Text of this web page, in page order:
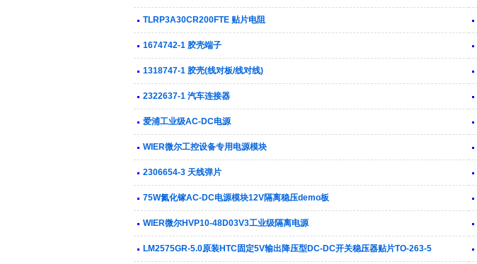
TLRP3A30CR200FTE 贴片电阻
1674742-1 胶壳端子
1318747-1 胶壳(线对板/线对线)
2322637-1 汽车连接器
爱浦工业级AC-DC电源
WIER微尔工控设备专用电源模块
2306654-3 天线弹片
75W氮化镓AC-DC电源模块12V隔离稳压demo板
WIER微尔HVP10-48D03V3工业级隔离电源
LM2575GR-5.0原装HTC固定5V输出降压型DC-DC开关稳压器贴片TO-263-5